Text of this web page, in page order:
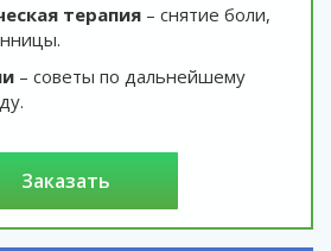
терапия – снятие боли,
– советы по дальнейшему
заказать